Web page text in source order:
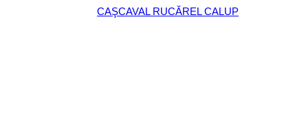
CAŞCAVAL RUCĂREL CALUP